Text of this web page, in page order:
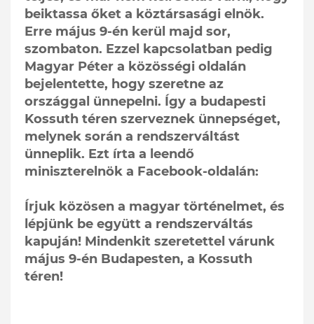
beiktassa őket a köztársasági elnök.
Erre május 9-én kerül majd sor,
szombaton. Ezzel kapcsolatban pedig
Magyar Péter a közösségi oldalán
bejelentette, hogy szeretne az
országgal ünnepelni. Így a budapesti
Kossuth téren szerveznek ünnepséget,
melynek során a rendszerváltást
ünneplik. Ezt írta a leendő
miniszterelnök a Facebook-oldalán:
Írjuk közösen a magyar történelmet, és
lépjünk be együtt a rendszerváltás
kapuján! Mindenkit szeretettel várunk
május 9-én Budapesten, a Kossuth
téren!